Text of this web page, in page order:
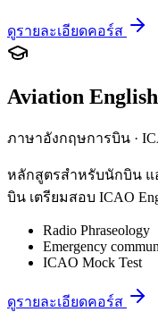
ดูรายละเอียดคอร์ส
Aviation
ภาษาอังกฤษการบิน ·
หลักสูตรสำหรับนักบิน แ
บิน เตรียมสอบ ICAO
Radio Phraseology
Emergency
ICAO Mock Test
ดูรายละเอียดคอร์ส